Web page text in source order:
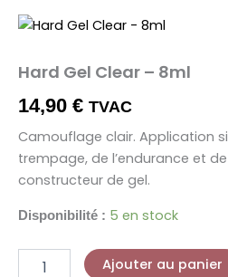
Hard Gel Clear – 8ml
14,90 € TVAC
Camouflage clair. Application
trempage, de l’endurance et
constructeur de gel.
Disponibilité : 5 en stock
quantité
Gel
Clear
-
8ml
Ajouter au panier